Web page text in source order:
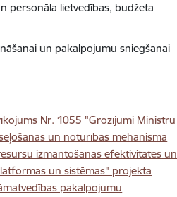
personāla lietvedības, budžeta
un pakalpojumu sniegšanai
Nr. 1055 "Grozījumi Ministru
un noturības mehānisma
izmantošanas efektivitātes un
un sistēmas" projekta
pakalpojumu